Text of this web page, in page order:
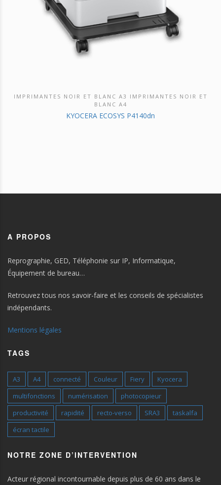
DÉCOUVRIR CE PRODUIT
IMPRIMANTES NOIR ET BLANC A3 IMPRIMANTES NOIR ET
BLANC A4
KYOCERA ECOSYS P4140dn
A PROPOS
Reprographie, GED, Téléphonie sur IP, Informatique,
Équipement de bureau…
Retrouvez tous nos savoir-faire et les conseils de spécialistes
indépendants.
Mentions légales
TAGS
A3 A4 connecté Couleur Fiery
Kyocera
multifonctions
numérisation
photocopieur
productivité
rapidité recto-verso SRA3
taskalfa
écran tactile
NOTRE ZONE D’INTERVENTION
Acteur régional incontournable depuis plus de 60 ans dans le